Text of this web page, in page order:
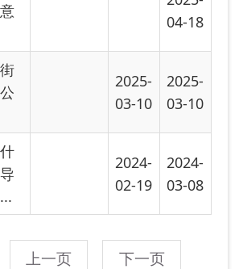
上一页
尾页
共 1 页